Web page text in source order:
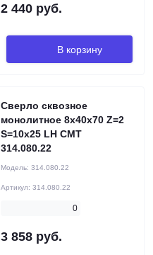
2 440 руб.
В корзину
Сверло сквозное
монолитное 8x40x70 Z=2
S=10x25 LH CMT
314.080.22
Модель: 314.080.22
Артикул: 314.080.22
0
3 858 руб.